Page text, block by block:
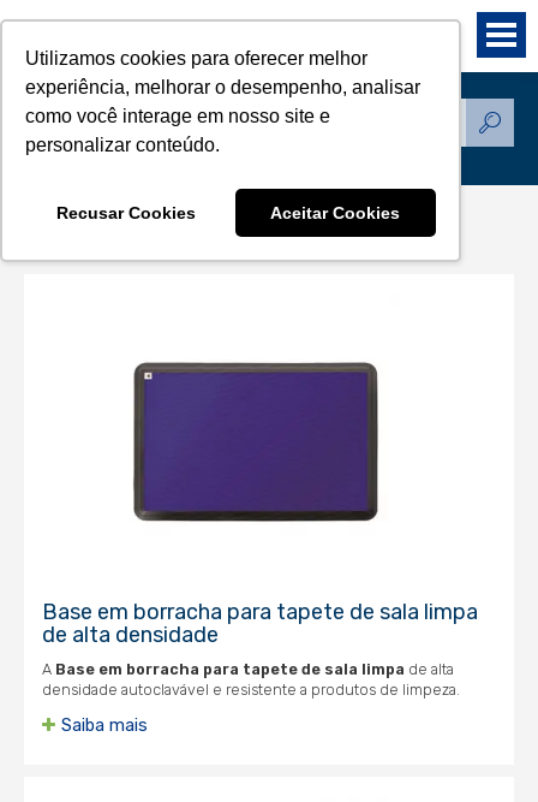
Utilizamos cookies para oferecer melhor
experiência, melhorar o desempenho, analisar
como você interage em nosso site e
personalizar conteúdo.
Recusar Cookies Aceitar Cookies
Produtos / Marcas
Base em borracha para tapete de sala limpa
de alta densidade
A Base em borracha para tapete de sala limpa de alta
densidade autoclavável e resistente a produtos de limpeza.
Saiba mais